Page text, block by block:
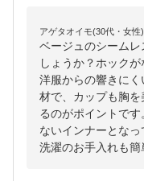
アゲタオイモ(30代・女性)
ベージュのシーム
しょうか？ホック
洋服からの響きに
材で、カップも胸
るのがポイントで
ないインナーとな
洗濯のお手入れも簡